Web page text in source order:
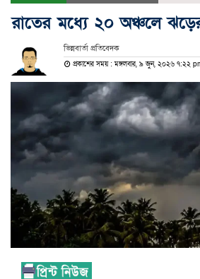
রাতের মধ্যে ২০ অঞ্চলে
ভিন্নবার্তা প্রতিবেদক
প্রকাশের সময় : মঙ্গলবার, ৯ জুন, ২০২৬ ৭:২২